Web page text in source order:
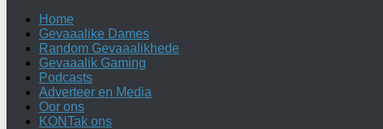
Home
Gevaaalike Dames
Random Gevaaalikhede
Gevaaalik Gaming
Podcasts
Adverteer en Media
Oor ons
KONTak ons